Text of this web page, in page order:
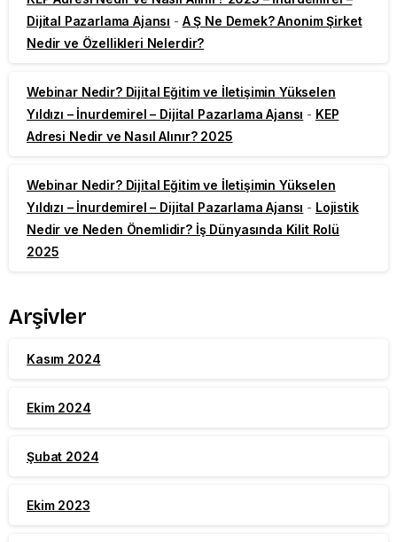
Dijital Pazarlama Ajansı - A Ş Ne Demek? Anonim Şirket
Nedir ve Özellikleri Nelerdir?
Webinar Nedir? Dijital Eğitim ve İletişimin Yükselen
Yıldızı – İnurdemirel – Dijital Pazarlama Ajansı - KEP
Adresi Nedir ve Nasıl Alınır? 2025
Webinar Nedir? Dijital Eğitim ve İletişimin Yükselen
Yıldızı – İnurdemirel – Dijital Pazarlama Ajansı - Lojistik
Nedir ve Neden Önemlidir? İş Dünyasında Kilit Rolü
2025
Arşivler
Kasım 2024
Ekim 2024
Şubat 2024
Ekim 2023